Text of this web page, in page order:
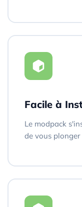
Facile à
Le modpack
de vous